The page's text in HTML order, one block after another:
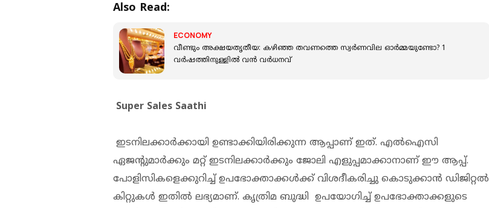
Also Read:
ECONOMY
വീണ്ടും അക്ഷയതൃതീയ: കഴിഞ്ഞ തവണത്തെ സ്വർണവില ഓർമ്മയുണ്ടോ? 1
വർഷത്തിനുള്ളില്‍ വന്‍ വർധനവ്
Super Sales Saathi
ഇടനിലക്കാർക്കായി ഉണ്ടാക്കിയിരിക്കുന്ന ആപ്പാണ് ഇത്. എൽഐസി
ഏജന്റുമാർക്കും മറ്റ് ഇടനിലക്കാർക്കും ജോലി എളുപ്പമാക്കാനാണ് ഈ ആപ്പ്.
പോളിസികളെക്കുറിച്ച് ഉപഭോക്താക്കൾക്ക് വിശദീകരിച്ചു കൊടുക്കാൻ ഡിജിറ്റൽ
കിറ്റുകൾ ഇതിൽ ലഭ്യമാണ്. കൃത്രിമ ബുദ്ധി ഉപയോഗിച്ച് ഉപഭോക്താക്കളുടെ